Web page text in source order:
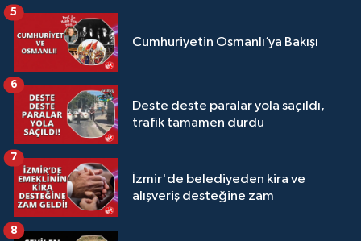
Cumhuriyetin Osmanlı’ya Bakışı
5
Deste deste paralar yola saçıldı,
trafik tamamen durdu
6
İzmir'de belediyeden kira ve
alışveriş desteğine zam
7
8